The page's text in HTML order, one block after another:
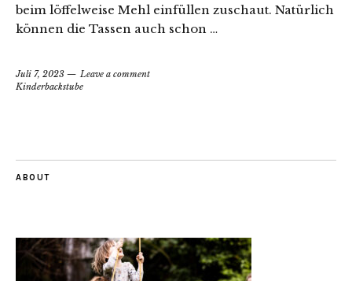
beim löffelweise Mehl einfüllen zuschaut. Natürlich
können die Tassen auch schon …
Juli 7, 2023
Leave a comment
Kinderbackstube
ABOUT